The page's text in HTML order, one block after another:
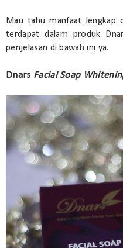
Mau tahu manfaat lengkap
terdapat dalam produk
penjelasan di bawah ini ya.
Dnars Facial Soap